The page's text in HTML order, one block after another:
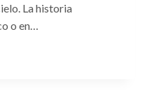
La historia
o en…